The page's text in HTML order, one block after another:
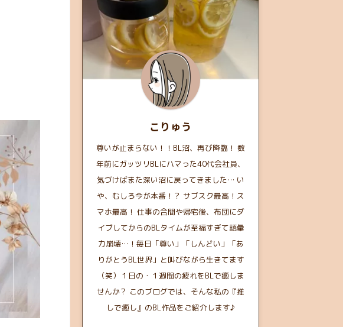
こりゅう
尊いが止まらない！！BL沼、再び降臨！ 数
年前にガッツリBLにハマった40代会社員、
気づけばまた深い沼に戻ってきました… い
や、むしろ今が本番！？ サブスク最高！ス
マホ最高！ 仕事の合間や帰宅後、布団にダ
イブしてからのBLタイムが至福すぎて語彙
力崩壊…！毎日「尊い」「しんどい」「あ
りがとうBL世界」と叫びながら生きてます
（笑）１日の・１週間の疲れをBLで癒しま
せんか？ このブログでは、そんな私の『推
しで癒し』のBL作品をご紹介します♪